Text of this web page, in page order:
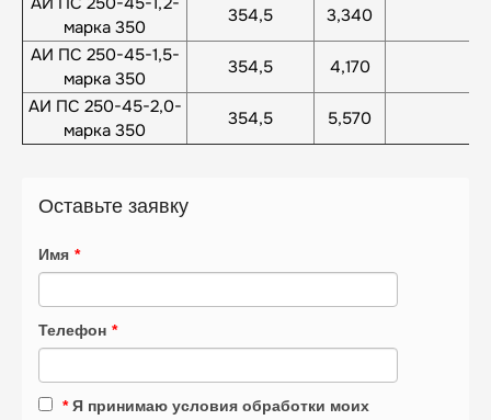
марка 350
354,5
3,340
АИ ПС 250-45-1,5-
марка 350
354,5
4,170
АИ ПС 250-45-2,0-
марка 350
354,5 5,570
Оставьте заявку
Имя *
Телефон *
*Я принимаю условия обработки моих